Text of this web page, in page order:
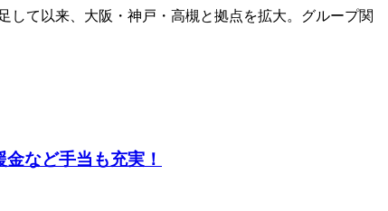
して以来、大阪・神戸・高槻と拠点を拡大。グループ関
など手当も充実！